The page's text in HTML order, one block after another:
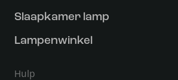
Slaapkamer lamp
Lampenwinkel
Hulp